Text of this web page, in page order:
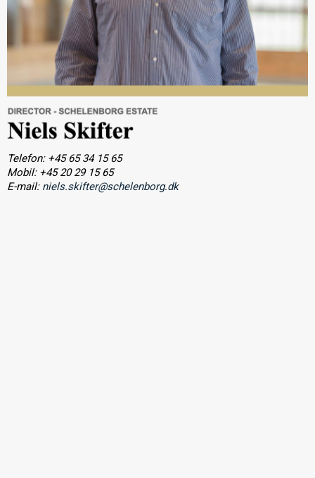
Telefon: +45 65 34 15 65
Mobil: +45 20 29 15 65
E-mail: niels.skifter@schelenborg.dk